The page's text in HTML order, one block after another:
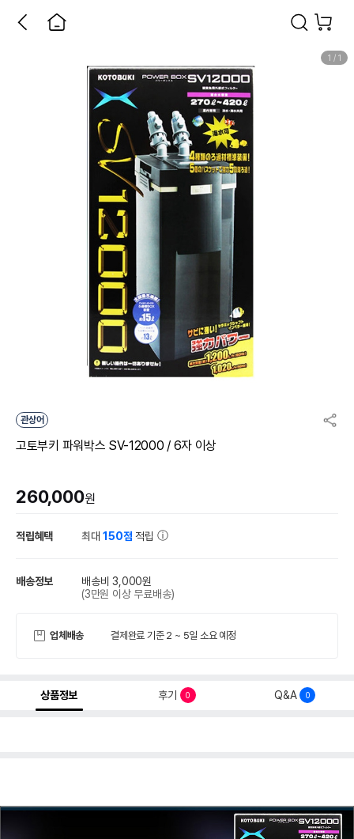
1 / 1
관상어
고토부키 파워박스 SV-12000 / 6자 이상
260,000원
적립혜택 최대150점 적립
배송정보
배송비 3,000원
(3만원 이상 무료배송)
업체배송 결제완료 기준 2 ~ 5일 소요 예정
상품정보 후기 0 Q&A 0